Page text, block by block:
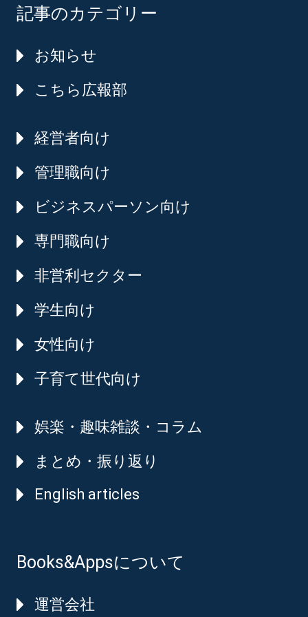
記事のカテゴリー
お知らせ
こちら広報部
経営者向け
管理職向け
ビジネスパーソン向け
専門職向け
非営利セクター
学生向け
女性向け
子育て世代向け
娯楽・趣味雑談・コラム
まとめ・振り返り
English articles
Books&Appsについて
運営会社